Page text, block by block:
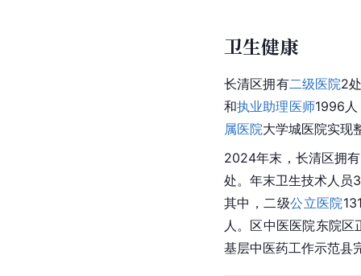
卫生健康
长清区拥有二级医院2
和执业助理医师1996人
属医院大学城医院实现
2024年末，长清区拥
处。年末卫生技术人员
其中，二级公立医院
人。区中医医院东院区
基层中医药工作示范县